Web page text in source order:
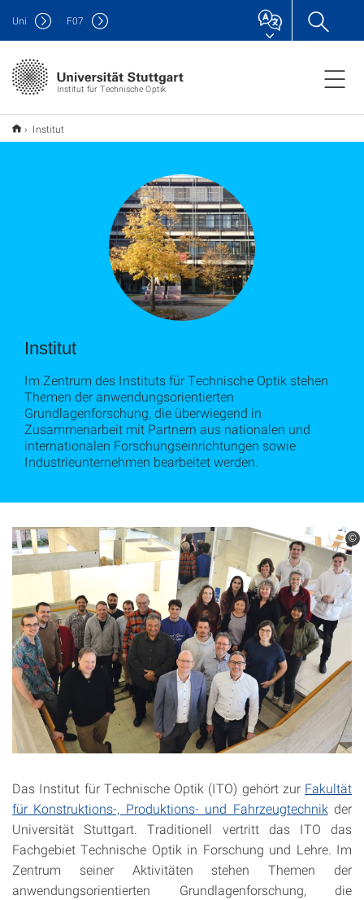
Institut für Technische Optik
Uni F07
Institut
Institut
Im Zentrum des Instituts für Technische Optik stehen
Themen der anwendungs­orientierten
Grundlagenforschung, die überwiegend in
Zusammenarbeit mit Partnern aus nationalen und
internationalen Forschungseinrichtungen sowie
Industrieunternehmen bearbeitet werden.
©
Das Institut für Technische Optik (ITO) gehört zur Fakultät
für Konstruktions-, Produktions- und Fahrzeugtechnikder
Universität Stuttgart. Traditionell vertritt das ITO das
Fachgebiet Technische Optik in Forschung und Lehre. Im
Zentrum seiner Aktivitäten stehen Themen der
anwendungs­orientierten Grundlagenforschung, die